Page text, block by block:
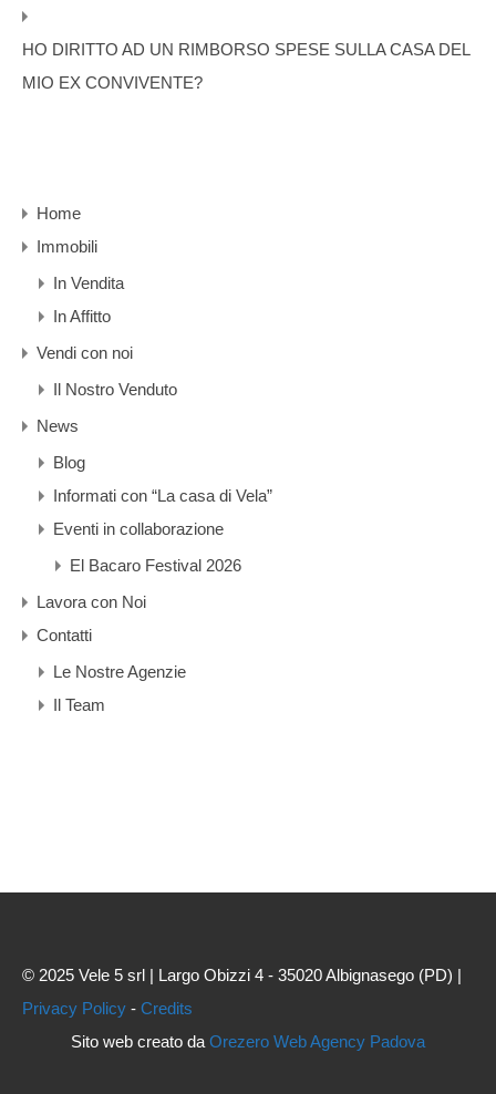
HO DIRITTO AD UN RIMBORSO SPESE SULLA CASA DEL
MIO EX CONVIVENTE?
Home
Immobili
In Vendita
In Affitto
Vendi con noi
Il Nostro Venduto
News
Blog
Informati con “La casa di Vela”
Eventi in collaborazione
El Bacaro Festival 2026
Lavora con Noi
Contatti
Le Nostre Agenzie
Il Team
© 2025 Vele 5 srl | Largo Obizzi 4 - 35020 Albignasego (PD) |
Privacy Policy - Credits
Sito web creato da Orezero Web Agency Padova